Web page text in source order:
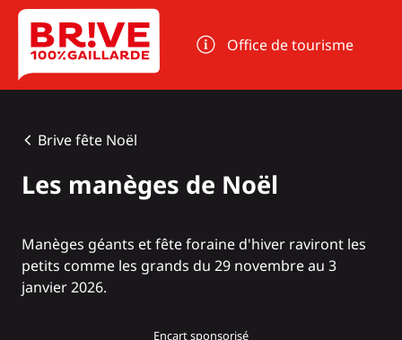
Panneau de gestion des cookies
Office de tourisme
Brive fête Noël
Les manèges de Noël
Manèges géants et fête foraine d'hiver raviront les
petits comme les grands du 29 novembre au 3
janvier 2026.